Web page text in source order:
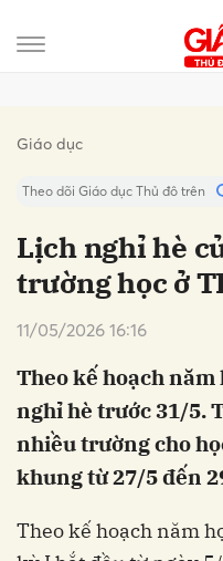
Giáo dục
Theo dõi Giáo dục Thủ đô trên
Lịch nghỉ hè
trường học ở
11/05/2026 16:16
Theo kế hoạch năm
nghỉ hè trước 31/5.
nhiều trường cho
khung từ 27/5 đến
Theo kế hoạch năm